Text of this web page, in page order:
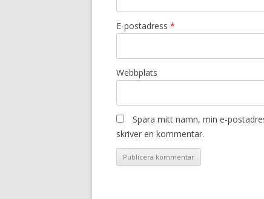
E-postadress *
Webbplats
Spara mitt namn, min e-
skriver en kommentar.